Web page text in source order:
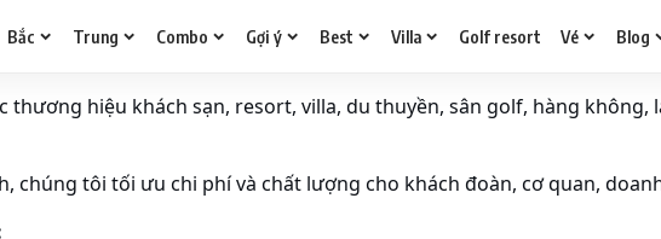
Bắc Trung Combo Gợi ý Best Villa Golf resort Vé Blog
thương hiệu khách sạn, resort, villa, du thuyền, sân golf, hàng
chúng tôi tối ưu chi phí và chất lượng cho khách đoàn, cơ quan,